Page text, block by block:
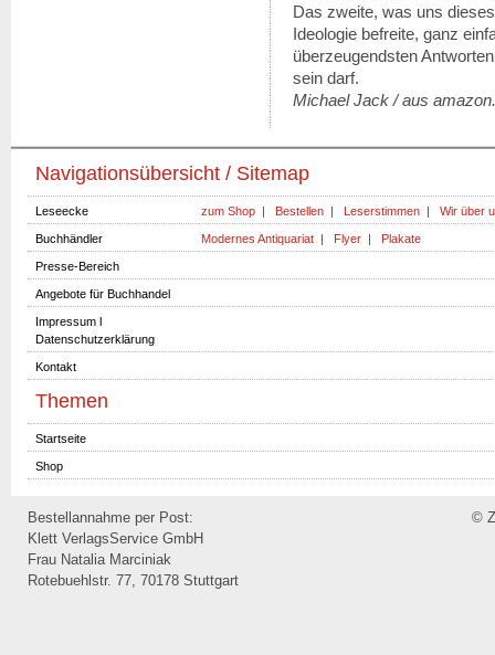
Das zweite, was uns
Ideologie befreite, ganz
überzeugendsten
sein darf.
Michael Jack / aus
Navigationsübersicht / Sitemap
Leseecke zum Shop | Bestellen | Leserstimmen | Wir über
Buchhändler Modernes Antiquariat | Flyer | Plakate
Presse-Bereich
Angebote für Buchhandel
Impressum l
Datenschutzerklärung
Kontakt
Themen
Startseite
Shop
Bestellannahme per Post:
Klett VerlagsService GmbH
Frau Natalia Marciniak
Rotebuehlstr. 77, 70178 Stuttgart
©